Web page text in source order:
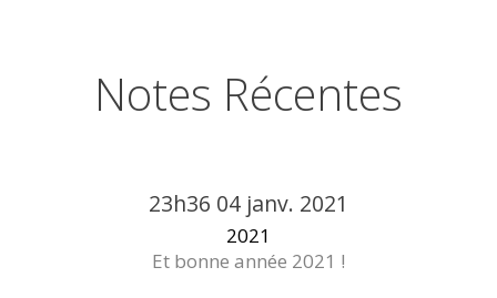
Notes Récentes
23h36 04 janv. 2021
2021
Et bonne année 2021 !